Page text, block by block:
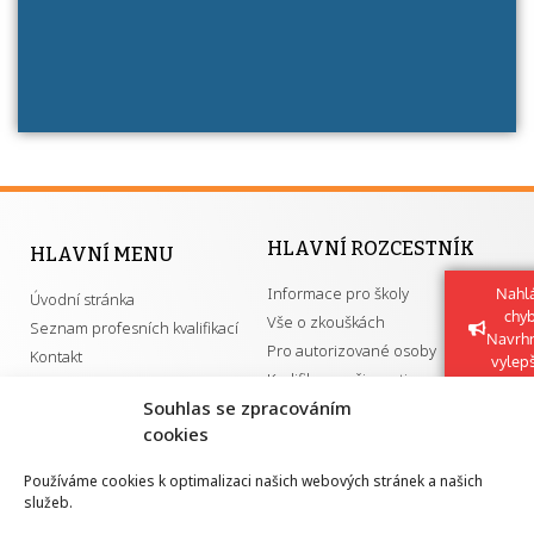
Souhlas se zpracováním
cookies
Používáme cookies k optimalizaci našich webových stránek a našich
služeb.
HLAVNÍ MENU
Úvodní stránka
Seznam profesních kvalifikací
Kontakt
HLAVNÍ ROZCESTNÍK
Informace pro školy
Vše o zkouškách
Pro autorizované osoby
Kvalifikace a živnosti
GDPR